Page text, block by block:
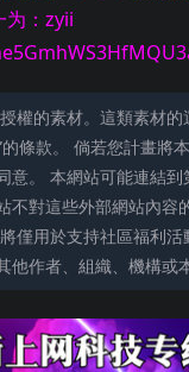
为：zyii
權的素材。這類素材
條款。 倘若您計畫將
。 本網站可能連結
對這些外部網站內容
僅用於支持社區福利
作者、組織、機構或